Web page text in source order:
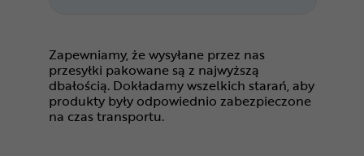
Zapewniamy, że wysyłane przez nas
przesyłki pakowane są z najwyższą
dbałością. Dokładamy wszelkich starań, aby
produkty były odpowiednio zabezpieczone
na czas transportu.